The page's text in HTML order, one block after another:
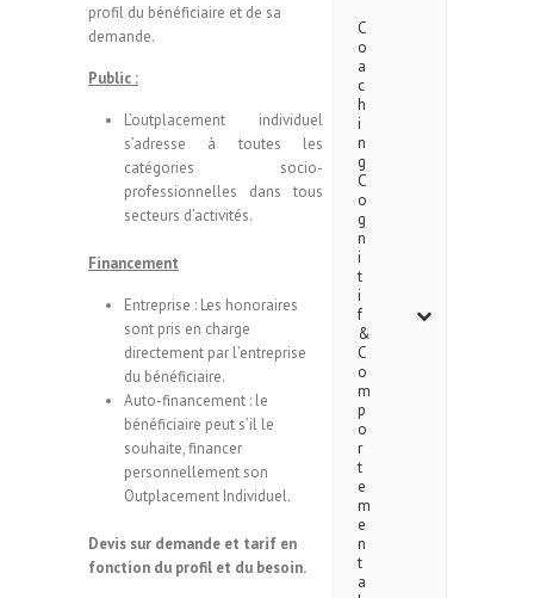
profil du bénéficiaire et de sa
demande.
Public :
L’outplacement individuel
s’adresse à toutes les
catégories socio-
professionnelles dans tous
secteurs d’activités.
Financement
Entreprise : Les honoraires
sont pris en charge
directement par l’entreprise
du bénéficiaire.
Auto-financement : le
bénéficiaire peut s’il le
souhaite, financer
personnellement son
Outplacement Individuel.
Devis sur demande et tarif en
fonction du profil et du besoin.
C
o
a
c
h
i
n
g
C
o
g
n
i
t
i
f
&
C
o
m
p
o
r
t
e
m
e
n
t
a